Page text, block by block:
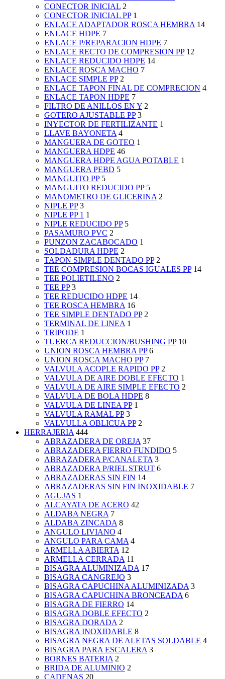
CONECTOR INICIAL 2
CONECTOR INICIAL PP 1
ENLACE ADAPTADOR ROSCA HEMBRA 14
ENLACE HDPE 7
ENLACE P/REPARACION HDPE 7
ENLACE RECTO DE COMPRESION PP 12
ENLACE REDUCIDO HDPE 14
ENLACE ROSCA MACHO 7
ENLACE SIMPLE PP 2
ENLACE TAPON FINAL DE COMPRECION 4
ENLACE TAPON HDPE 7
FILTRO DE ANILLOS EN Y 2
GOTERO AJUSTABLE PP 3
INYECTOR DE FERTILIZANTE 1
LLAVE BAYONETA 4
MANGUERA DE GOTEO 1
MANGUERA HDPE 46
MANGUERA HDPE AGUA POTABLE 1
MANGUERA PEBD 5
MANGUITO PP 5
MANGUITO REDUCIDO PP 5
MANOMETRO DE GLICERINA 2
NIPLE PP 3
NIPLE PP 1 1
NIPLE REDUCIDO PP 5
PASAMURO PVC 2
PUNZON ZACABOCADO 1
SOLDADURA HDPE 2
TAPON SIMPLE DENTADO PP 2
TEE COMPRESION BOCAS IGUALES PP 14
TEE POLIETILENO 2
TEE PP 3
TEE REDUCIDO HDPE 14
TEE ROSCA HEMBRA 16
TEE SIMPLE DENTADO PP 2
TERMINAL DE LINEA 1
TRIPODE 1
TUERCA REDUCCION/BUSHING PP 10
UNION ROSCA HEMBRA PP 6
UNION ROSCA MACHO PP 7
VALVULA ACOPLE RAPIDO PP 2
VALVULA DE AIRE DOBLE EFECTO 1
VALVULA DE AIRE SIMPLE EFECTO 2
VALVULA DE BOLA HDPE 8
VALVULA DE LINEA PP 1
VALVULA RAMAL PP 3
VALVULLA OBLICUA PP 2
HERRAJERIA 444
ABRAZADERA DE OREJA 37
ABRAZADERA FIERRO FUNDIDO 5
ABRAZADERA P/CANALETA 3
ABRAZADERA P/RIEL STRUT 6
ABRAZADERAS SIN FIN 14
ABRAZADERAS SIN FIN INOXIDABLE 7
AGUJAS 1
ALCAYATA DE ACERO 42
ALDABA NEGRA 7
ALDABA ZINCADA 8
ANGULO LIVIANO 4
ANGULO PARA CAMA 4
ARMELLA ABIERTA 12
ARMELLA CERRADA 11
BISAGRA ALUMINIZADA 17
BISAGRA CANGREJO 3
BISAGRA CAPUCHINA ALUMINIZADA 3
BISAGRA CAPUCHINA BRONCEADA 6
BISAGRA DE FIERRO 14
BISAGRA DOBLE EFECTO 2
BISAGRA DORADA 2
BISAGRA INOXIDABLE 8
BISAGRA NEGRA DE ALETAS SOLDABLE 4
BISAGRA PARA ESCALERA 3
BORNES BATERIA 2
BRIDA DE ALUMINIO 2
CADENAS 20